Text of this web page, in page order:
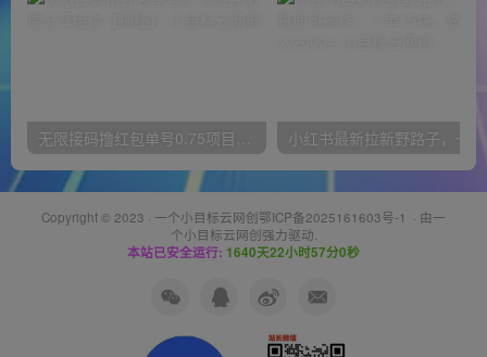
无限接码撸红包单号0.75项目无偿分享给你【揭秘】
Copyright © 2023 · 一个小目标云网创鄂ICP备2025161603号-1 · 由一
个小目标云网创强力驱动.
本站已安全运行: 1640天22小时57分0秒